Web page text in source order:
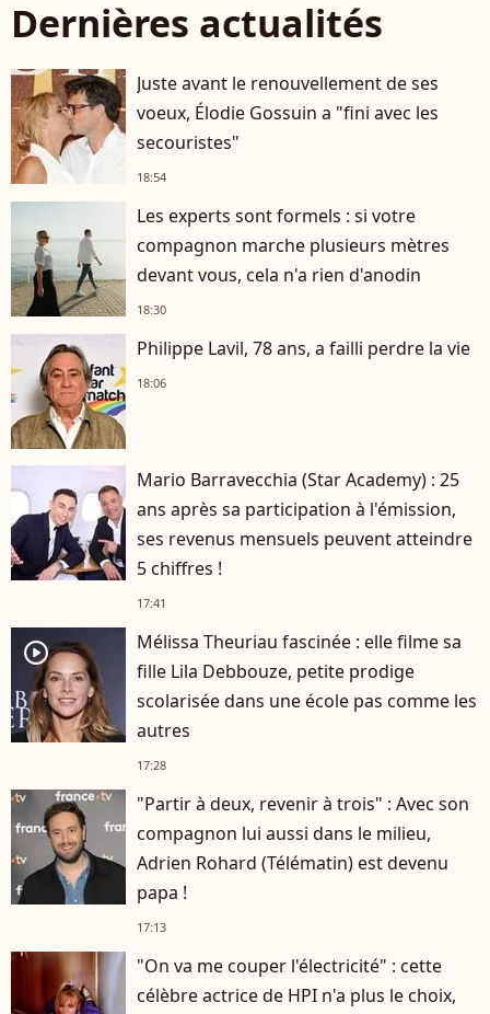
Dernières actualités
Juste avant le renouvellement de ses
voeux, Élodie Gossuin a "fini avec les
secouristes"
18:54
Les experts sont formels : si votre
compagnon marche plusieurs mètres
devant vous, cela n'a rien d'anodin
18:30
Philippe Lavil, 78 ans, a failli perdre la vie
18:06
Mario Barravecchia (Star Academy) : 25
ans après sa participation à l'émission,
ses revenus mensuels peuvent atteindre
5 chiffres !
17:41
player2
Mélissa Theuriau fascinée : elle filme sa
fille Lila Debbouze, petite prodige
scolarisée dans une école pas comme les
autres
17:28
"Partir à deux, revenir à trois" : Avec son
compagnon lui aussi dans le milieu,
Adrien Rohard (Télématin) est devenu
papa !
17:13
"On va me couper l'électricité" : cette
célèbre actrice de HPI n'a plus le choix,